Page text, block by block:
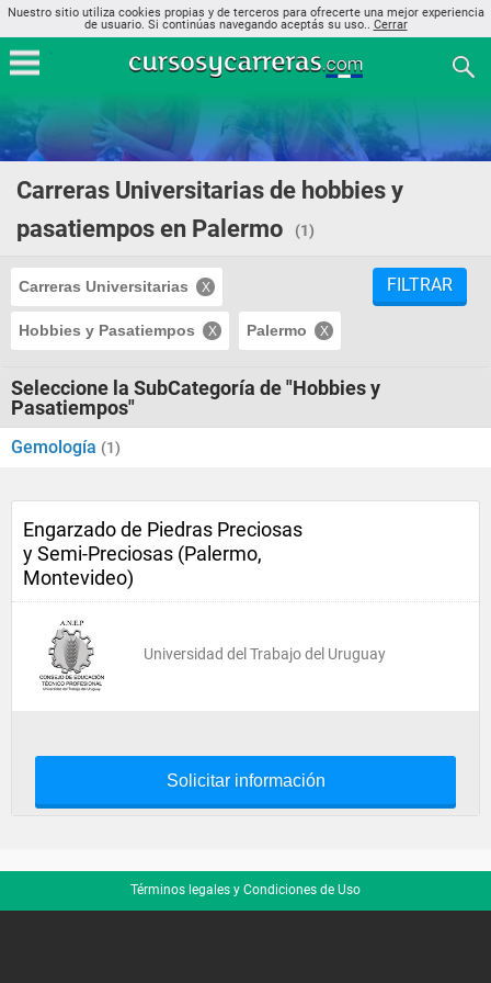
Nuestro sitio utiliza cookies propias y de terceros para ofrecerte una mejor experiencia
de usuario. Si continúas navegando aceptás su uso.. Cerrar
Carreras Universitarias de hobbies y
pasatiempos en Palermo
(1)
Carreras Universitarias
Hobbies y Pasatiempos Palermo
FILTRAR
Seleccione la SubCategoría de "Hobbies y
Pasatiempos"
Gemología (1)
Engarzado de Piedras Preciosas
y Semi-Preciosas (Palermo,
Montevideo)
Universidad del Trabajo del Uruguay
Solicitar información
Términos legales y Condiciones de Uso